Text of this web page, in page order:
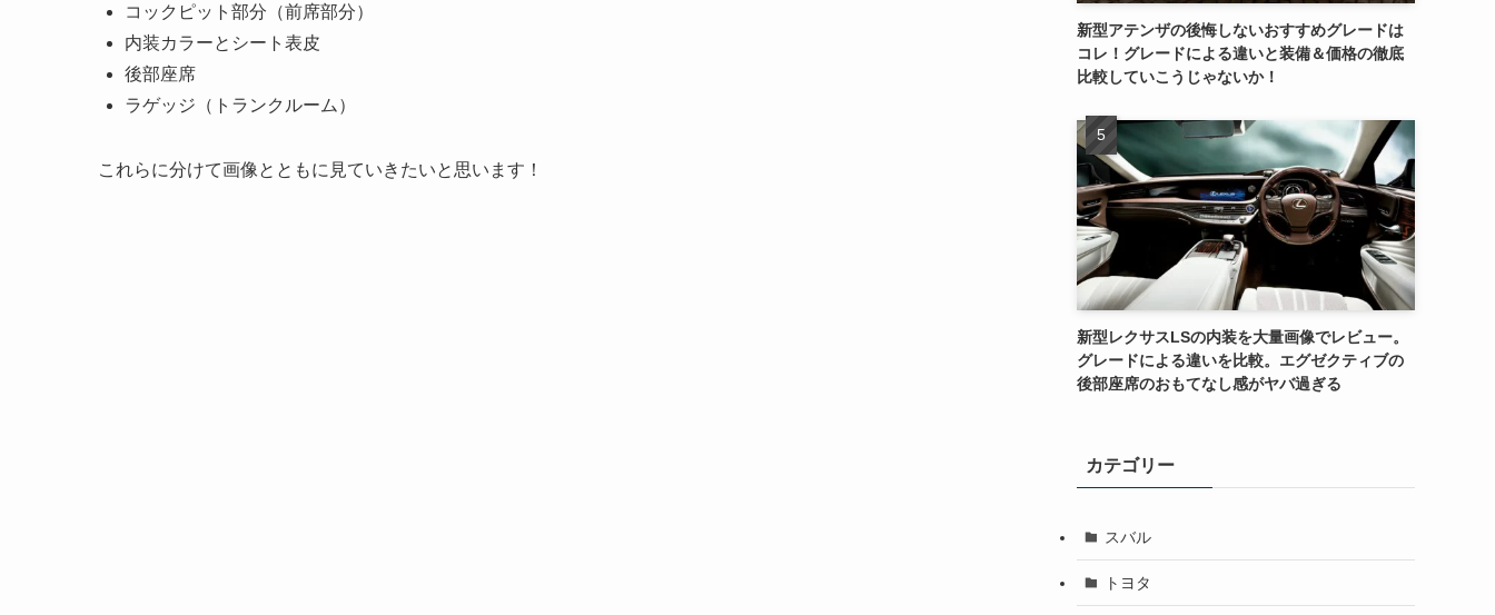
コックピット部分（前席部分）
内装カラーとシート表皮
後部座席
ラゲッジ（トランクルーム）
これらに分けて画像とともに見ていきたいと思います！
新型アテンザの後悔しないおすすめグレードは
コレ！グレードによる違いと装備＆価格の徹底
比較していこうじゃないか！
新型レクサスLSの内装を大量画像でレビュー。
グレードによる違いを比較。エグゼクティブの
後部座席のおもてなし感がヤバ過ぎる
カテゴリー
スバル
トヨタ